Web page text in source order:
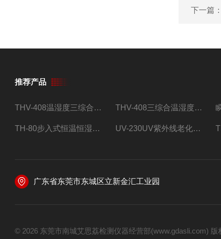
下一篇
推荐产品
THV-408温湿度三综合试验箱 THV-408三综合温湿度振动试验箱
TH-80步入式恒温恒湿试验房 UV-230UV紫外线老化试验箱
广东省东莞市东城区立新金汇工业园
© 2026 东莞市南城艾思荔检测仪器经营部(www.gdasli.com)